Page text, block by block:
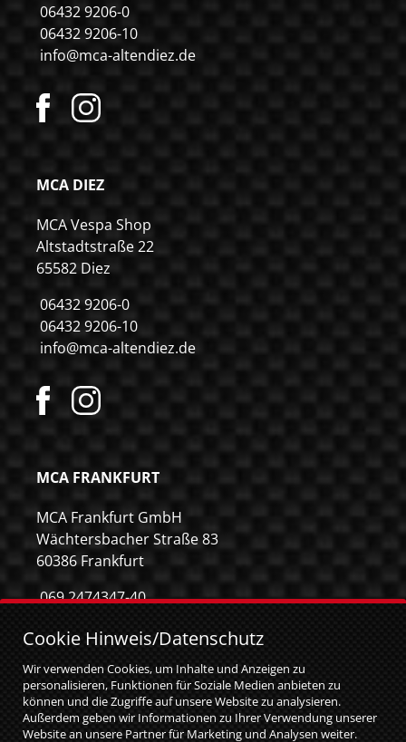
06432 9206-0
06432 9206-10
info@mca-altendiez.de
MCA DIEZ
MCA Vespa Shop
Altstadtstraße 22
65582 Diez
06432 9206-0
06432 9206-10
info@mca-altendiez.de
MCA FRANKFURT
MCA Frankfurt GmbH
Wächtersbacher Straße 83
60386 Frankfurt
069 2474347-40
info@mca-frankfurt.de
Cookie Hinweis/Datenschutz
Wir verwenden Cookies, um Inhalte und Anzeigen zu
personalisieren, Funktionen für Soziale Medien anbieten zu
können und die Zugriffe auf unsere Website zu analysieren.
Außerdem geben wir Informationen zu Ihrer Verwendung unserer
Website an unsere Partner für Marketing und Analysen weiter.